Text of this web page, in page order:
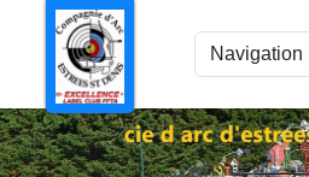
Panneau de gestion des cookies